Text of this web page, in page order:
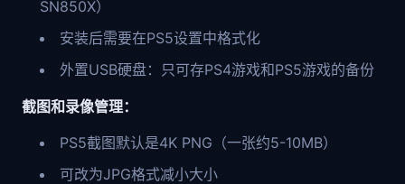
SN850X）
安装后需要在PS5设置中格式化
外置USB硬盘：只可存PS4游戏和PS5游戏的备份
截图和录像管理：
PS5截图默认是4K PNG（一张约5-10MB）
可改为JPG格式减小大小